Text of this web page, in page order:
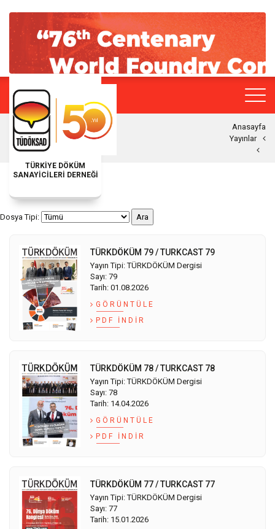
TÜRKİYE DÖKÜM
SANAYİCİLERİ DERNEĞİ
Anasayfa
Yayınlar
Dosya Tipi:
TÜRKDÖKÜM 79 / TURKCAST 79
Yayın Tipi: TÜRKDÖKÜM Dergisi
Sayı: 79
Tarih: 01.08.2026
GÖRÜNTÜLE
PDF İNDIR
TÜRKDÖKÜM 78 / TURKCAST 78
Yayın Tipi: TÜRKDÖKÜM Dergisi
Sayı: 78
Tarih: 14.04.2026
GÖRÜNTÜLE
PDF İNDIR
TÜRKDÖKÜM 77 / TURKCAST 77
Yayın Tipi: TÜRKDÖKÜM Dergisi
Sayı: 77
Tarih: 15.01.2026